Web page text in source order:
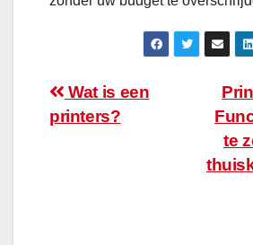
Bericht
navigatie
te
Wat is een
printers?